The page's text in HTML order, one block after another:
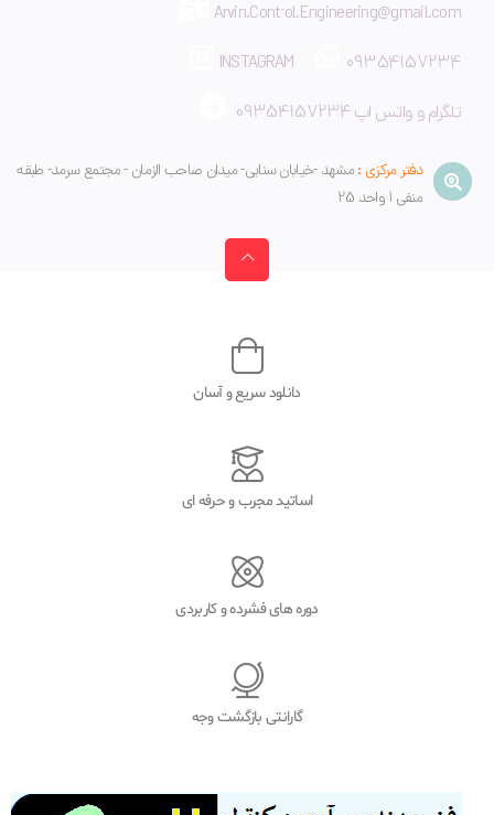
Arvin.Control.Engineering@gmail.com
09354157234
INSTAGRAM
تلگرام و واتس اپ 09354157234
دفتر مرکزی :مشهد -خیابان سنایی- میدان صاحب الزمان - مجتمع سرمد- طبقه
منفی 1 واحد 25
دانلود سریع و آسان
اساتید مجرب و حرفه ای
دوره های فشرده و کاربردی
گارانتی بازگشت وجه